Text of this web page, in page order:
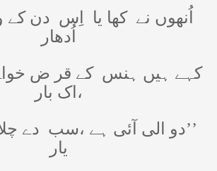
اُنھوں نے کھا یا اِس دن کے
اُدھار
کہے ہیں ہنس کے قر ض
،اک بار
’’دو الی آئی ہے ،سب دے
یار